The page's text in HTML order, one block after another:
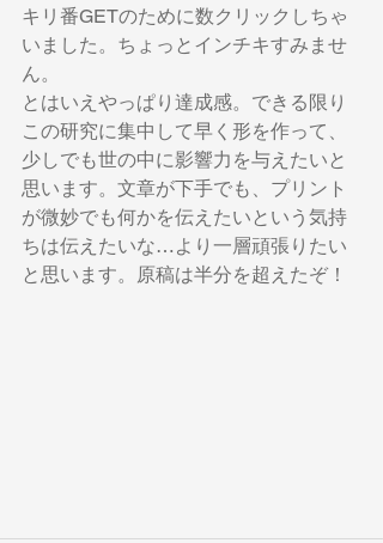
キリ番GETのために数クリックしちゃ
いました。ちょっとインチキすみませ
ん。
とはいえやっぱり達成感。できる限り
この研究に集中して早く形を作って、
少しでも世の中に影響力を与えたいと
思います。文章が下手でも、プリント
が微妙でも何かを伝えたいという気持
ちは伝えたいな…より一層頑張りたい
と思います。原稿は半分を超えたぞ！